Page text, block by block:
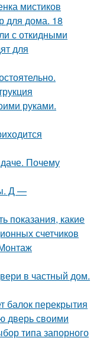
мистиков
для дома. 18
с откидными
для
руками.
Почему
Д —
показания, какие
счетчиков
в частный дом.
балок перекрытия
дверь своими
типа запорного